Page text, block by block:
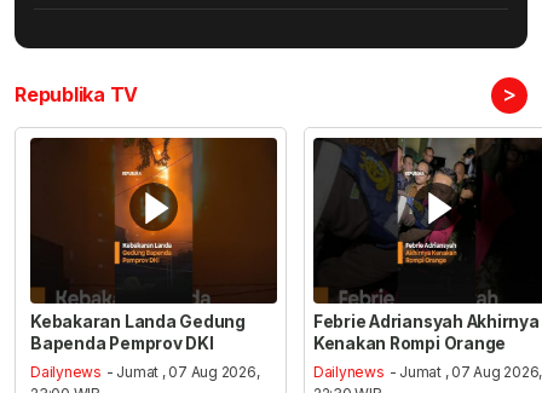
Republika TV >
Kebakaran Landa Gedung
Bapenda Pemprov DKI
Dailynews - Jumat , 07 Aug 2026,
Febrie Adriansyah Akhirnya
Kenakan Rompi Orange
Dailynews - Jumat , 07 Aug 2026,